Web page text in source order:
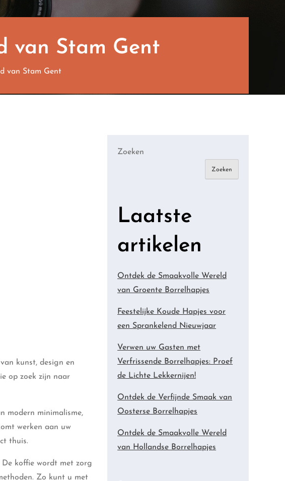
van Stam Gent
van Stam Gent
kunst, design en
op zoek zijn naar
modern minimalisme,
werken aan uw
thuis.
koffie wordt met zorg
Zo kunt u met
Zoeken
Zoeken
Laatste
artikelen
Ontdek de Smaakvolle Wereld
van Groente Borrelhapjes
Feestelijke Koude Hapjes voor
een Sprankelend Nieuwjaar
Verwen uw Gasten met
Verfrissende Borrelhapjes: Proef
de Lichte Lekkernijen!
Ontdek de Verfijnde Smaak van
Oosterse Borrelhapjes
Ontdek de Smaakvolle Wereld
van Hollandse Borrelhapjes